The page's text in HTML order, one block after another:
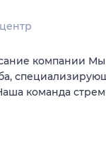
компании
команда